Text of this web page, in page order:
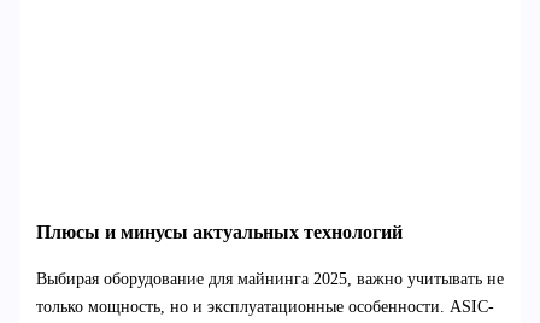
Плюсы и минусы актуальных технологий
Выбирая оборудование для майнинга 2025, важно учитывать не
только мощность, но и эксплуатационные особенности. ASIC-